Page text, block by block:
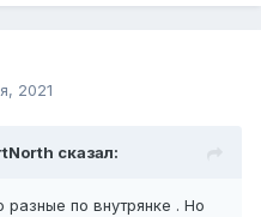
2021
сказал:
разные по внутрянке . Но